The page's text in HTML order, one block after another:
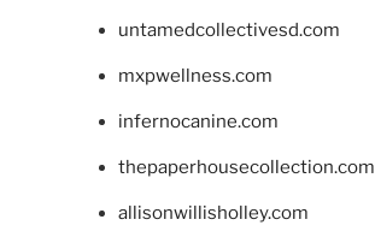
untamedcollectivesd.com
mxpwellness.com
infernocanine.com
thepaperhousecollection.com
allisonwillisholley.com